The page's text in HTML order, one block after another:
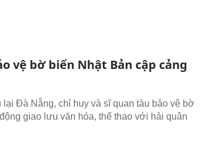
vệ bờ biển Nhật Bản cập cảng
lại Đà Nẵng, chỉ huy và sĩ quan tàu bảo vệ bờ
giao lưu văn hóa, thể thao với hải quân